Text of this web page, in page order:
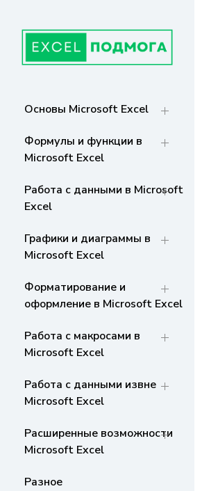
содержанию
СТРАНИЦА
путь к экспертности!
Основы Microsoft Excel
Формулы и функции в
Microsoft Excel
Работа с данными в Microsoft
Excel
Графики и диаграммы в
Microsoft Excel
Форматирование и
оформление в Microsoft Excel
Работа с макросами в
Microsoft Excel
Работа с данными извне
Microsoft Excel
Расширенные возможности
Microsoft Excel
Разное